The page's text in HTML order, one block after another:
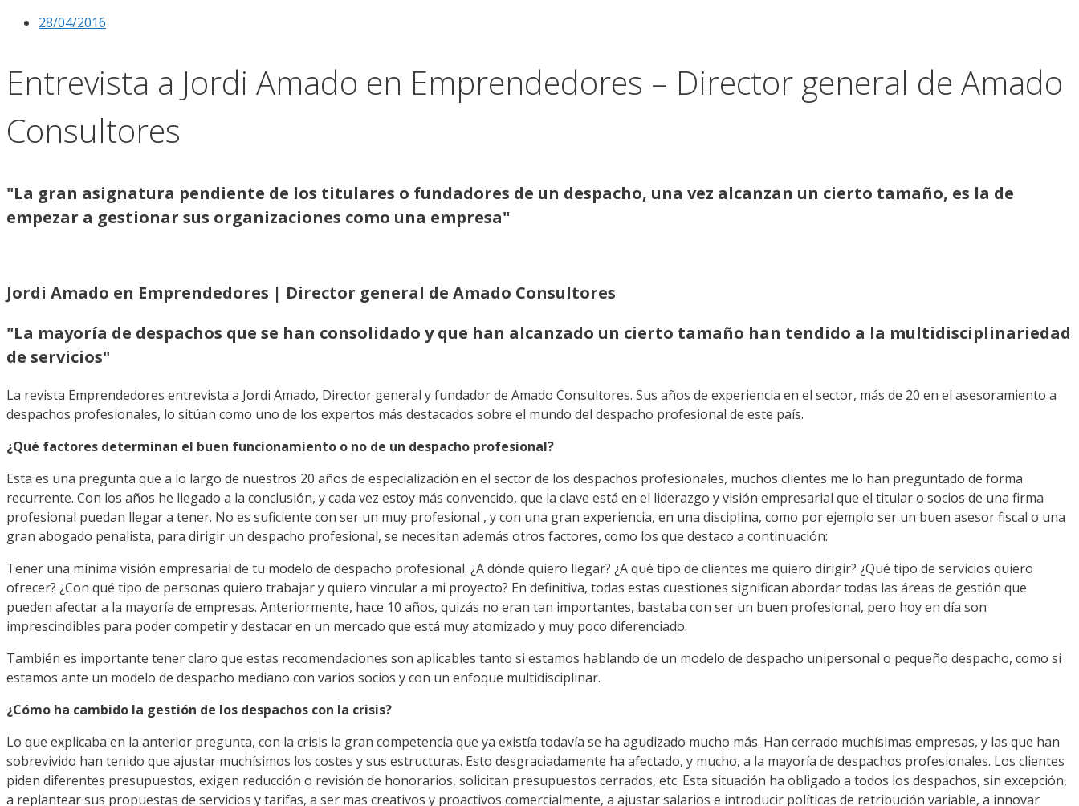
28/04/2016
Entrevista a Jordi Amado en Emprendedores – Director general de Amado
Consultores
"La gran asignatura pendiente de los titulares o fundadores de un despacho, una vez alcanzan un cierto tamaño, es la de
empezar a gestionar sus organizaciones como una empresa"
Jordi Amado en Emprendedores | Director general de Amado Consultores
"La mayoría de despachos que se han consolidado y que han alcanzado un cierto tamaño han tendido a la multidisciplinariedad
de servicios"
La revista Emprendedores entrevista a Jordi Amado, Director general y fundador de Amado Consultores. Sus años de experiencia en el sector, más de 20 en el asesoramiento a
despachos profesionales, lo sitúan como uno de los expertos más destacados sobre el mundo del despacho profesional de este país.
¿Qué factores determinan el buen funcionamiento o no de un despacho profesional?
Esta es una pregunta que a lo largo de nuestros 20 años de especialización en el sector de los despachos profesionales, muchos clientes me lo han preguntado de forma
recurrente. Con los años he llegado a la conclusión, y cada vez estoy más convencido, que la clave está en el liderazgo y visión empresarial que el titular o socios de una firma
profesional puedan llegar a tener. No es suficiente con ser un muy profesional , y con una gran experiencia, en una disciplina, como por ejemplo ser un buen asesor fiscal o una
gran abogado penalista, para dirigir un despacho profesional, se necesitan además otros factores, como los que destaco a continuación:
Tener una mínima visión empresarial de tu modelo de despacho profesional. ¿A dónde quiero llegar? ¿A qué tipo de clientes me quiero dirigir? ¿Qué tipo de servicios quiero
ofrecer? ¿Con qué tipo de personas quiero trabajar y quiero vincular a mi proyecto? En definitiva, todas estas cuestiones significan abordar todas las áreas de gestión que
pueden afectar a la mayoría de empresas. Anteriormente, hace 10 años, quizás no eran tan importantes, bastaba con ser un buen profesional, pero hoy en día son
imprescindibles para poder competir y destacar en un mercado que está muy atomizado y muy poco diferenciado.
También es importante tener claro que estas recomendaciones son aplicables tanto si estamos hablando de un modelo de despacho unipersonal o pequeño despacho, como si
estamos ante un modelo de despacho mediano con varios socios y con un enfoque multidisciplinar.
¿Cómo ha cambido la gestión de los despachos con la crisis?
Lo que explicaba en la anterior pregunta, con la crisis la gran competencia que ya existía todavía se ha agudizado mucho más. Han cerrado muchísimas empresas, y las que han
sobrevivido han tenido que ajustar muchísimos los costes y sus estructuras. Esto desgraciadamente ha afectado, y mucho, a la mayoría de despachos profesionales. Los clientes
piden diferentes presupuestos, exigen reducción o revisión de honorarios, solicitan presupuestos cerrados, etc. Esta situación ha obligado a todos los despachos, sin excepción,
a replantear sus propuestas de servicios y tarifas, a ser mas creativos y proactivos comercialmente, a ajustar salarios e introducir políticas de retribución variable, a innovar